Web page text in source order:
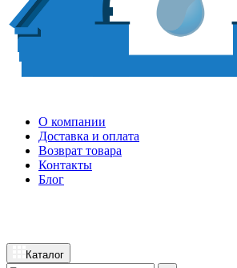
О компании
Доставка и оплата
Возврат товара
Контакты
Блог
Каталог